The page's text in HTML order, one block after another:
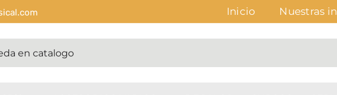
Inicio Nuestras